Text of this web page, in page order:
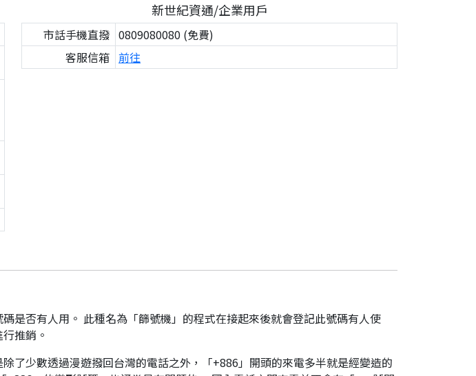
新世紀資通/企業用戶
市話手機直撥 0809080080 (免費)
客服信箱 前往
是否有人用。 此種名為「篩號機」的程式在接起來後就會登記此號碼有人使
推銷。
了少數透過漫遊撥回台灣的電話之外，「+886」開頭的來電多半就是經變造的